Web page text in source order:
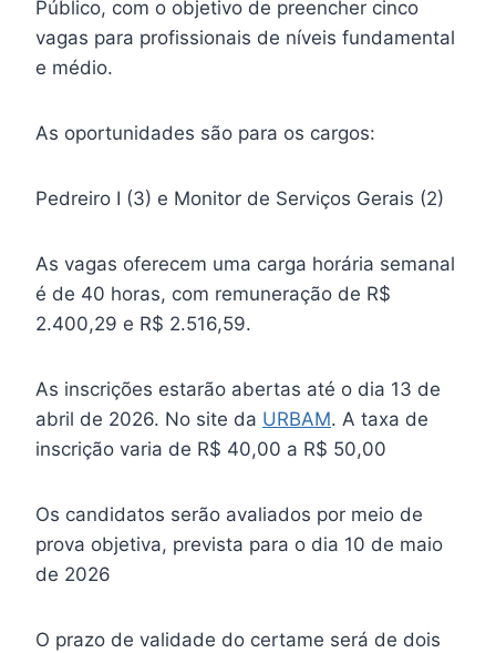
Público, com o objetivo de preencher cinco
vagas para profissionais de níveis fundamental
e médio.
As oportunidades são para os cargos:
Pedreiro I (3) e Monitor de Serviços Gerais (2)
As vagas oferecem uma carga horária semanal
é de 40 horas, com remuneração de R$
2.400,29 e R$ 2.516,59.
As inscrições estarão abertas até o dia 13 de
abril de 2026. No site da URBAM. A taxa de
inscrição varia de R$ 40,00 a R$ 50,00
Os candidatos serão avaliados por meio de
prova objetiva, prevista para o dia 10 de maio
de 2026
O prazo de validade do certame será de dois